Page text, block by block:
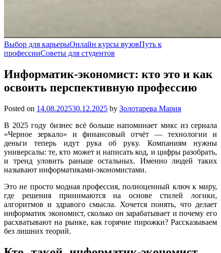
Выбор для карьерыОнлайн курсы вузовПуть к
профессииСоветы для студентов
Информатик-экономист: кто это и как
освоить перспективную профессию
Posted on 14.08.202530.12.2025 by Золотарева Мария
В 2025 году бизнес всё больше напоминает микс из сериала
«Черное зеркало» и финансовый отчёт — технологии и
деньги теперь идут рука об руку. Компаниям нужны
универсалы: те, кто может и написать код, и цифры разобрать,
и тренд уловить раньше остальных. Именно людей таких
называют информатиками-экономистами.
Это не просто модная профессия, полноценный ключ к миру,
где решения принимаются на основе стилей логики,
алгоритмов и здравого смысла. Хочется понять, что делает
информатик экономист, сколько он зарабатывает и почему его
расхватывают на рынке, как горячие пирожки? Рассказываем
без лишних теорий.